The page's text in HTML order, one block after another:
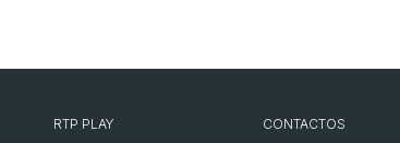
RTP PLAY
CONTACTOS